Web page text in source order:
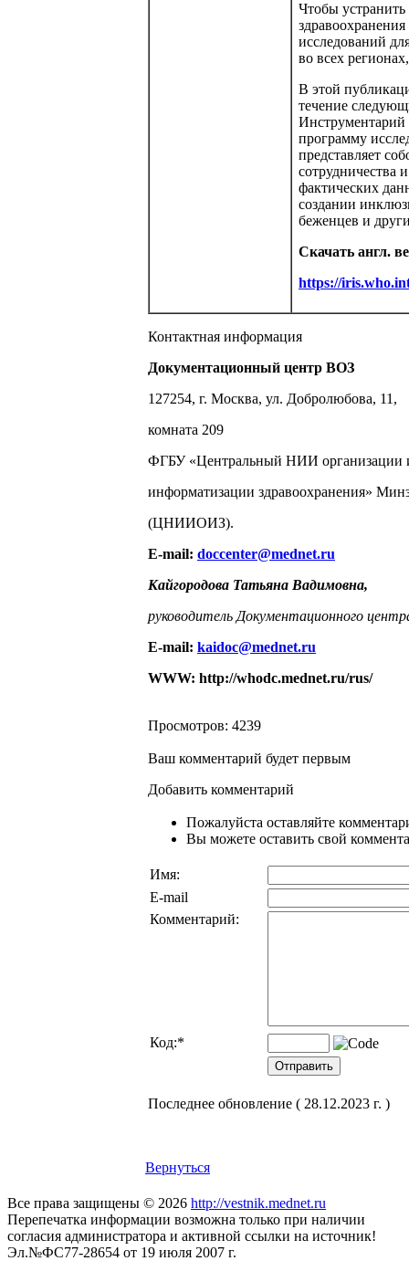
Чтобы
исследований
во всех
В этой
течение
Инструментарий
программу
представляет
сотрудничества
фактических
создании
беженцев и
Скачать англ.
https://
Контактная информация
Документационный центр ВОЗ
127254, г. Москва, ул. Добролюбова, 11,
комната 209
ФГБУ «Центральный НИИ организации
информатизации здравоохранения»
(ЦНИИОИЗ).
E-mail: doccenter@mednet.ru
Кайгородова Татьяна Вадимовна,
руководитель Документационного
E-mail: kaidoc@mednet.ru
WWW: http://whodc.mednet.ru/rus/
Просмотров: 4239
Ваш комментарий будет первым
Добавить комментарий
Пожалуйста оставляйте
Вы можете оставить свой
Имя:
E-mail
Комментарий:
Код:*
Последнее обновление ( 28.12.2023 г. )
Вернуться
Все права защищены © 2026 http://vestnik.mednet.ru
Перепечатка информации возможна только при наличии
согласия администратора и активной ссылки на источник!
Эл.№ФС77-28654 от 19 июля 2007 г.